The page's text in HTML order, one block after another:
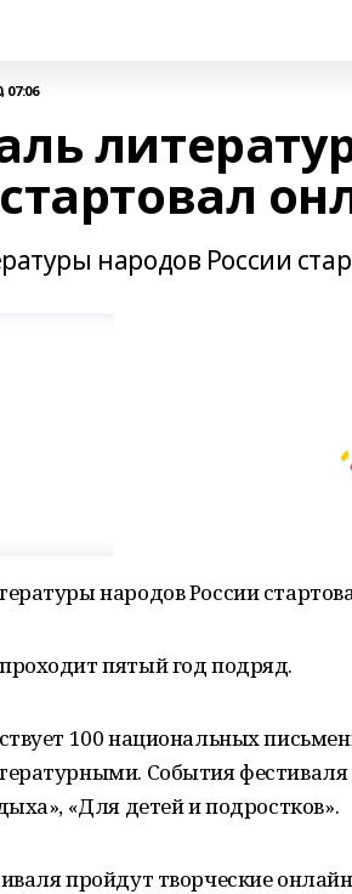
07:06
народов России
народов России
пятый год подряд.
100 национальных
События
«Для детей и подростков».
пройдут творческие